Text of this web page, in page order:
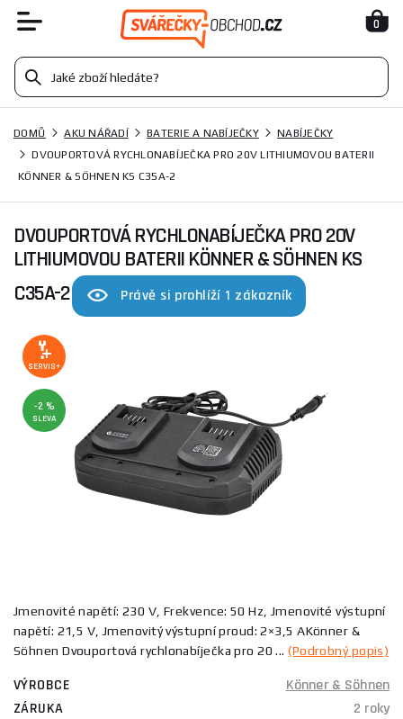
0
DOMŮ AKU NÁŘADÍ BATERIE A NABÍJEČKY
NABÍJEČKY
DVOUPORTOVÁ RYCHLONABÍJEČKA PRO 20V LITHIUMOVOU BATERII
KÖNNER & SÖHNEN KS C35A-2
DVOUPORTOVÁ RYCHLONABÍJEČKA PRO 20V
LITHIUMOVOU BATERII KÖNNER & SÖHNEN KS
C35A-2
Právě si prohlíží 1 zákazník
SERVIS+
-2 %
SLEVA
Jmenovité napětí: 230 V, Frekvence: 50 Hz, Jmenovité výstupní
napětí: 21,5 V, Jmenovitý výstupní proud: 2×3,5 AKönner &
Söhnen Dvouportová rychlonabíječka pro 20 ...(Podrobný popis)
VÝROBCE
Könner & Söhnen
ZÁRUKA
2 roky